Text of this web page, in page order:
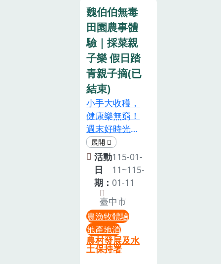
的鼓勵下，向
森林裡最聰明
的大熊求助。
大熊告訴哈
林，只要找到
神秘的盒子，
就能調配令人
勇氣倍增的勇
敢湯，於是哈
林踏上一場黑
森林冒險之
旅！🌸迎春市
集 ❱❱ 農特產
品、道地美
食、文青手作
都在潮好玩幸
福村！»» 活動
時間：𝟭𝟮：
𝟬𝟬-𝟭𝟳：𝟬𝟬
有限，額滿為
止！活動資訊
取自 桃園好農
FB
115.01.20（二），
上午9:30-
11:30報名網
址：
https://forms.gle/
報名費用：
300元/人（原
價800元）活
動對象：有興
趣之民眾皆可
報名(此活動沒
有陪同機制，
要參加就需報
名並繳交報名
費)活動地點：
新埔搭乘遊覽
車：請於8點
45分至新竹縣
農會報到（新
竹縣芎林鄉文
魏伯伯無毒
田園農事體
驗｜採菜親
子樂 假日踏
青親子摘(已
結束)
小手大收穫，
健康樂無窮！
週末好時光，
全家出動來採
菜踏青！在藍
天綠地裡，親
手摘菜、認識
不同蔬菜讓假
日變得更有
趣！攜帶孩子
來放電，回家
帶滿收穫與笑
容，趕快預約
活動
日
期：
115-01-
11~115-
01-11
臺中市
農漁牧體驗
地產地消
農村發展及水
土保持署